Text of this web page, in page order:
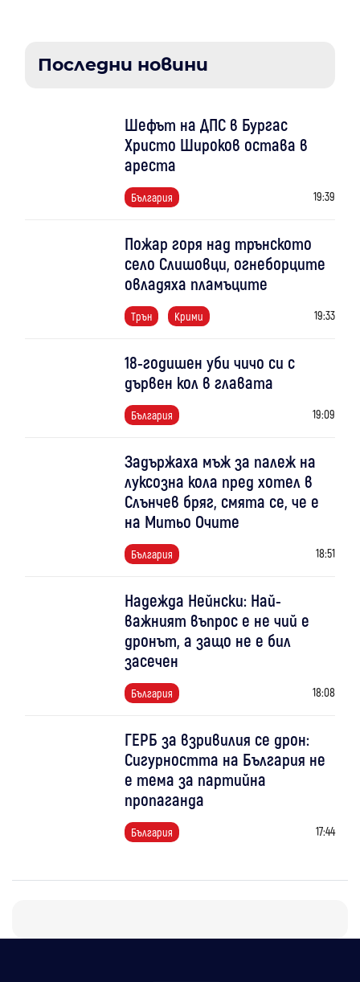
Последни новини
Шефът на ДПС в Бургас
Христо Широков остава в
ареста
България 19:39
Пожар горя над трънското
село Слишовци, огнеборците
овладяха пламъците
Трън Крими 19:33
18-годишен уби чичо си с
дървен кол в главата
България 19:09
Задържаха мъж за палеж на
луксозна кола пред хотел в
Слънчев бряг, смята се, че е
на Митьо Очите
България 18:51
Надежда Нейнски: Най-
важният въпрос е не чий е
дронът, а защо не е бил
засечен
България 18:08
ГЕРБ за взривилия се дрон:
Сигурността на България не
е тема за партийна
пропаганда
България 17:44